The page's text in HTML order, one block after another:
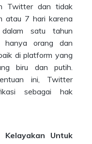
Twitter dan tidak
atau 7 hari karena
satu tahun
hanya orang dan
di platform yang
biru dan putih.
ini, Twitter
sebagai hak
Untuk